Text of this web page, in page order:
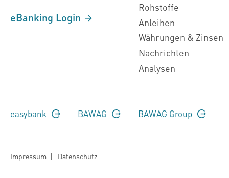
eBanking Login
Rohstoffe
Anleihen
Währungen & Zinsen
Nachrichten
Analysen
easybank BAWAG BAWAG Group
Impressum | Datenschutz